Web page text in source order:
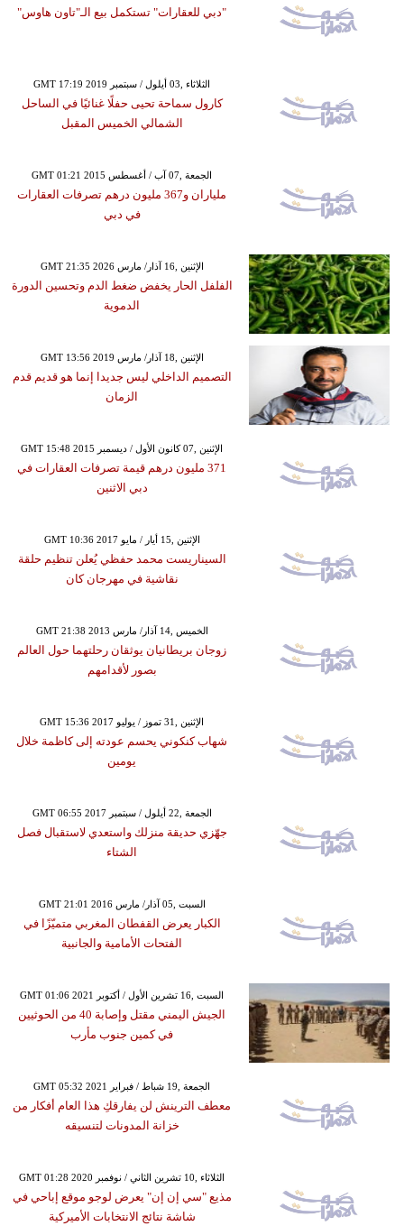
"دبي للعقارات" تستكمل بيع الـ"تاون هاوس"
GMT 17:19 2019 الثلاثاء ,03 أيلول / سبتمبر
كارول سماحة تحيى حفلًا غنائيًا في الساحل
الشمالي الخميس المقبل
GMT 01:21 2015 الجمعة ,07 آب / أغسطس
ملياران و367 مليون درهم تصرفات العقارات
في دبي
GMT 21:35 2026 الإثنين ,16 آذار/ مارس
الفلفل الحار يخفض ضغط الدم وتحسين الدورة
الدموية
GMT 13:56 2019 الإثنين ,18 آذار/ مارس
التصميم الداخلي ليس جديدا إنما هو قديم قدم
الزمان
GMT 15:48 2015 الإثنين ,07 كانون الأول / ديسمبر
371 مليون درهم قيمة تصرفات العقارات في
دبي الاثنين
GMT 10:36 2017 الإثنين ,15 أيار / مايو
السيناريست محمد حفظي يُعلن تنظيم حلقة
نقاشية في مهرجان كان
GMT 21:38 2013 الخميس ,14 آذار/ مارس
زوجان بريطانيان يوثقان رحلتهما حول العالم
بصور لأقدامهم
GMT 15:36 2017 الإثنين ,31 تموز / يوليو
شهاب كنكوني يحسم عودته إلى كاظمة خلال
يومين
GMT 06:55 2017 الجمعة ,22 أيلول / سبتمبر
جهّزي حديقة منزلك واستعدي لاستقبال فصل
الشتاء
GMT 21:01 2016 السبت ,05 آذار/ مارس
الكبار يعرض القفطان المغربي متميّزًا في
الفتحات الأمامية والجانبية
GMT 01:06 2021 السبت ,16 تشرين الأول / أكتوبر
الجيش اليمني مقتل وإصابة 40 من الحوثيين
في كمين جنوب مأرب
GMT 05:32 2021 الجمعة ,19 شباط / فبراير
معطف الترينش لن يفارقكِ هذا العام أفكار من
خزانة المدونات لتنسيقه
GMT 01:28 2020 الثلاثاء ,10 تشرين الثاني / نوفمبر
مذيع "سي إن إن" يعرض لوجو موقع إباحي في
شاشة نتائج الانتخابات الأميركية